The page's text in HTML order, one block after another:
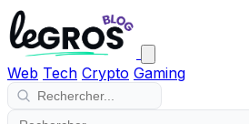
Web Tech Crypto Gaming